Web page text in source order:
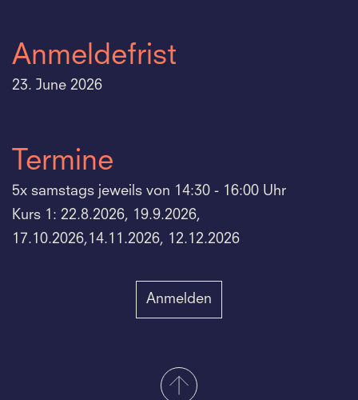
Anmeldefrist
23. June 2026
Termine
5x samstags jeweils von 14:30 - 16:00 Uhr
Kurs 1: 22.8.2026, 19.9.2026,
17.10.2026,14.11.2026, 12.12.2026
Anmelden